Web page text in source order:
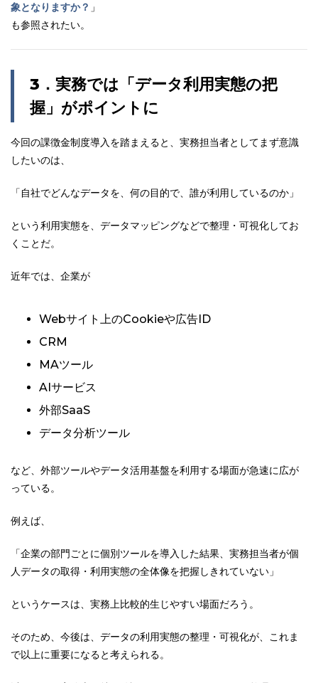
象となりますか？ 」
も参照されたい。
3 ．実務では「データ利用実態の把
握」がポイントに
今回の課徴金制度導入を踏まえると、実務担当者としてまず意識
したいのは、
「自社でどんなデータを、何の目的で、誰が利用しているのか」
という利用実態を、データマッピングなどで整理・可視化してお
くことだ。
近年では、企業が
Webサイト上のCookieや広告ID
CRM
MAツール
AIサービス
外部SaaS
データ分析ツール
など、外部ツールやデータ活用基盤を利用する場面が急速に広が
っている。
例えば、
「企業の部門ごとに個別ツールを導入した結果、実務担当者が個
人データの取得・利用実態の全体像を把握しきれていない」
というケースは、実務上比較的生じやすい場面だろう。
そのため、今後は、データの利用実態の整理・可視化が、これま
で以上に重要になると考えられる。